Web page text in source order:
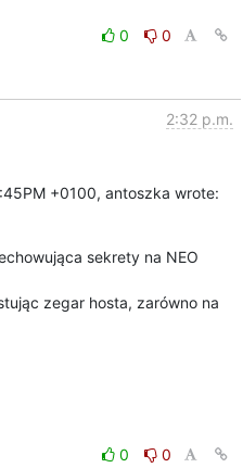
0
0
2:32 p.m.
+0100, antoszka wrote:
sekrety na NEO
zegar hosta, zarówno na
0
0